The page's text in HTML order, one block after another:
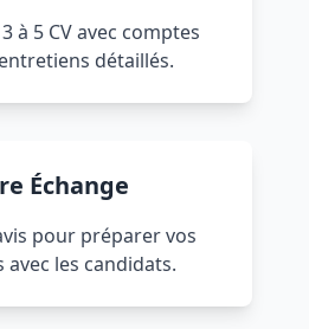
à 5 CV avec comptes
détaillés.
Échange
pour préparer vos
les candidats.